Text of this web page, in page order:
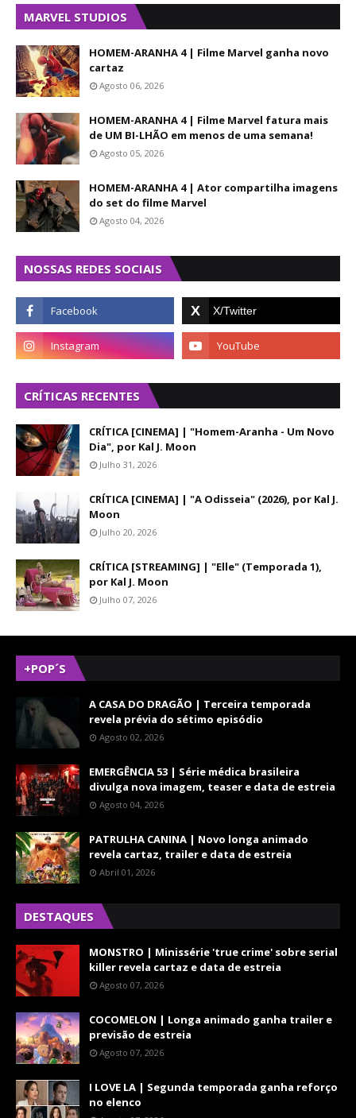
MARVEL STUDIOS
HOMEM-ARANHA 4 | Filme Marvel ganha novo
cartaz
Agosto 06, 2026
HOMEM-ARANHA 4 | Filme Marvel fatura mais
de UM BI-LHÃO em menos de uma semana!
Agosto 05, 2026
HOMEM-ARANHA 4 | Ator compartilha imagens
do set do filme Marvel
Agosto 04, 2026
NOSSAS REDES SOCIAIS
CRÍTICAS RECENTES
CRÍTICA [CINEMA] | "Homem-Aranha - Um Novo
Dia", por Kal J. Moon
Julho 31, 2026
CRÍTICA [CINEMA] | "A Odisseia" (2026), por Kal J.
Moon
Julho 20, 2026
CRÍTICA [STREAMING] | "Elle" (Temporada 1),
por Kal J. Moon
Julho 07, 2026
+POP´S
A CASA DO DRAGÃO | Terceira temporada
revela prévia do sétimo episódio
Agosto 02, 2026
EMERGÊNCIA 53 | Série médica brasileira
divulga nova imagem, teaser e data de estreia
Agosto 04, 2026
PATRULHA CANINA | Novo longa animado
revela cartaz, trailer e data de estreia
Abril 01, 2026
DESTAQUES
MONSTRO | Minissérie 'true crime' sobre serial
killer revela cartaz e data de estreia
Agosto 07, 2026
COCOMELON | Longa animado ganha trailer e
previsão de estreia
Agosto 07, 2026
I LOVE LA | Segunda temporada ganha reforço
no elenco